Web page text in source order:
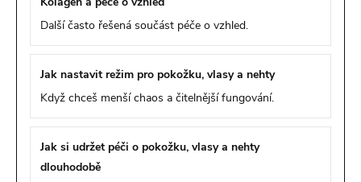
Další často řešená součást péče o vzhled.
Jak nastavit režim pro pokožku, vlasy a nehty
Když chceš menší chaos a čitelnější fungování.
Jak si udržet péči o pokožku, vlasy a nehty
dlouhodobě